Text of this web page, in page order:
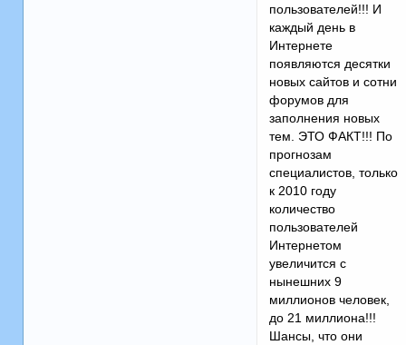
пользователей!!! И
каждый день в
Интернете
появляются десятки
новых сайтов и сотни
форумов для
заполнения новых
тем. ЭТО ФАКТ!!! По
прогнозам
специалистов, только
к 2010 году
количество
пользователей
Интернетом
увеличится с
нынешних 9
миллионов человек,
до 21 миллиона!!!
Шансы, что они